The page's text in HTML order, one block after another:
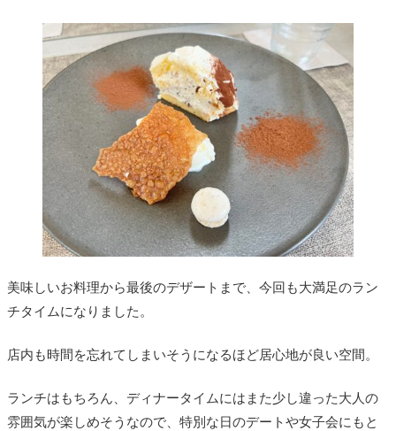
美味しいお料理から最後のデザートまで、今回も大満足のラン
チタイムになりました。
店内も時間を忘れてしまいそうになるほど居心地が良い空間。
ランチはもちろん、ディナータイムにはまた少し違った大人の
雰囲気が楽しめそうなので、特別な日のデートや女子会にもと